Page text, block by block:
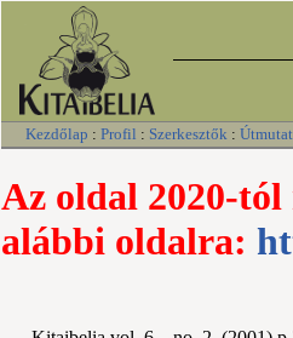
Kezdőlap : Profil : Szerkesztők :
Az oldal 2020-
alábbi oldalra: